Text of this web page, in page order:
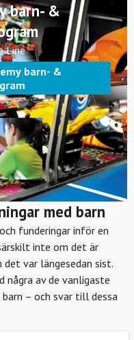
barn- &
Line
barn- &
med barn
funderingar inför en
inte om det är
var längesedan sist.
några av de vanligaste
– och svar till dessa